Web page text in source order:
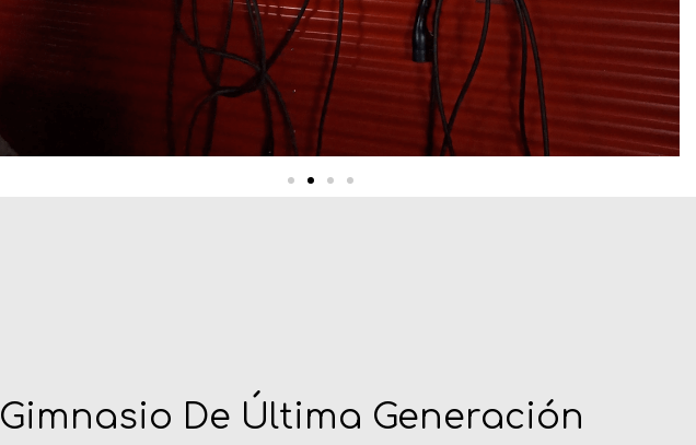
Gimnasio De Última Generación